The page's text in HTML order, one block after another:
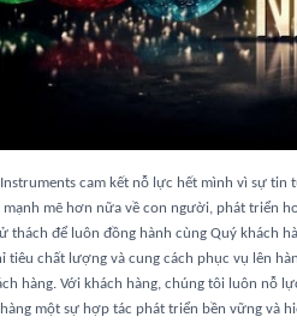
cam kết nỗ lực hết mình vì sự tin
mẽ hơn nữa về con người, phát triển
thách để luôn đồng hành cùng Quý khách
tiêu chất lượng và cung cách phục vụ lên
hàng. Với khách hàng, chúng tôi luôn nỗ
một sự hợp tác phát triển bền vững và